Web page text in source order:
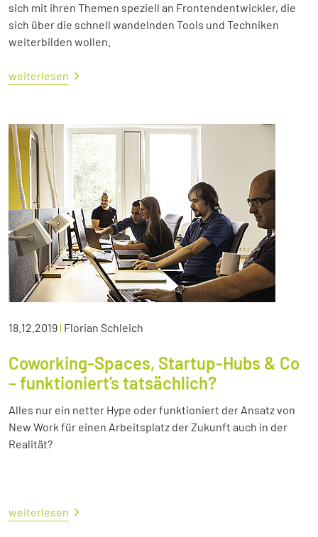
sich mit ihren Themen speziell an Frontendentwickler, die
sich über die schnell wandelnden Tools und Techniken
weiterbilden wollen.
weiterlesen
18.12.2019| Florian Schleich
Coworking-Spaces, Startup-Hubs & Co
– funktioniert’s tatsächlich?
Alles nur ein netter Hype oder funktioniert der Ansatz von
New Work für einen Arbeitsplatz der Zukunft auch in der
Realität?
weiterlesen